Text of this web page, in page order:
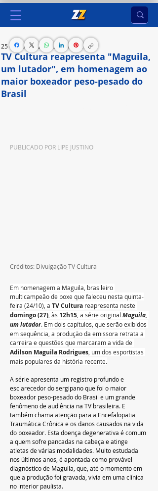
TV Cultura reapresenta "Maguila,
um lutador", em homenagem ao
maior boxeador peso-pesado do
Brasil
25 de out. de 2024 2 min de leitura
PUBLICADO POR LIPE JUSTINO
Créditos: Divulgação TV Cultura
Em homenagem a Maguila, brasileiro
multicampeão de boxe que faleceu nesta quinta-
feira (24/10), a TV Cultura reapresenta neste
domingo (27), às 12h15, a série original Maguila,
um lutador. Em dois capítulos, que serão exibidos
em sequência, a produção da emissora retrata a
carreira e questões que marcaram a vida de
Adilson Maguila Rodrigues, um dos esportistas
mais populares da história recente.
A série apresenta um registro profundo e
esclarecedor do sergipano que foi o maior
boxeador peso-pesado do Brasil e um grande
fenômeno de audiência na TV brasileira. E
também chama atenção para a Encefalopatia
Traumática Crônica e os danos causados na vida
do boxeador. Esta doença degenerativa é comum
a quem sofre pancadas na cabeça e atinge
atletas de várias modalidades. Muito estudada
nos últimos anos, é apontada como provável
diagnóstico de Maguila, que, até o momento em
que a produção foi gravada, vivia em uma clínica
no interior paulista.